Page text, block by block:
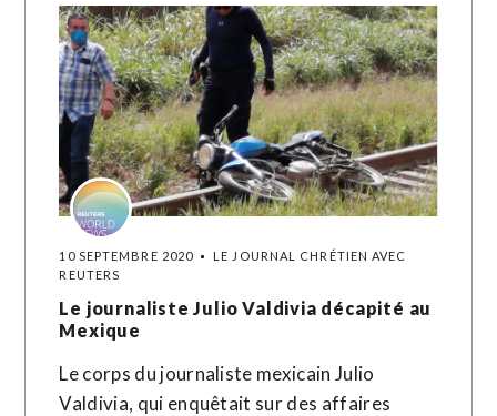
10 SEPTEMBRE 2020
LE JOURNAL CHRÉTIEN AVEC
REUTERS
Le journaliste Julio Valdivia décapité au
Mexique
Le corps du journaliste mexicain Julio
Valdivia, qui enquêtait sur des affaires